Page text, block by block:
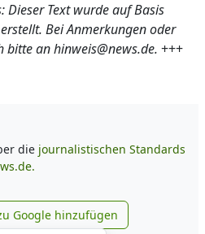
Dieser Text wurde auf Basis
Bei Anmerkungen oder
bitte an hinweis@news.de. +++
die journalistischen Standards
news.de zu Google
Google hinzufügen